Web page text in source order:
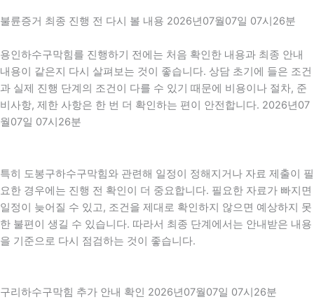
불륜증거 최종 진행 전 다시 볼 내용 2026년07월07일 07시26분
용인하수구막힘를 진행하기 전에는 처음 확인한 내용과 최종 안내
내용이 같은지 다시 살펴보는 것이 좋습니다. 상담 초기에 들은 조건
과 실제 진행 단계의 조건이 다를 수 있기 때문에 비용이나 절차, 준
비사항, 제한 사항은 한 번 더 확인하는 편이 안전합니다. 2026년07
월07일 07시26분
특히 도봉구하수구막힘와 관련해 일정이 정해지거나 자료 제출이 필
요한 경우에는 진행 전 확인이 더 중요합니다. 필요한 자료가 빠지면
일정이 늦어질 수 있고, 조건을 제대로 확인하지 않으면 예상하지 못
한 불편이 생길 수 있습니다. 따라서 최종 단계에서는 안내받은 내용
을 기준으로 다시 점검하는 것이 좋습니다.
구리하수구막힘 추가 안내 확인 2026년07월07일 07시26분